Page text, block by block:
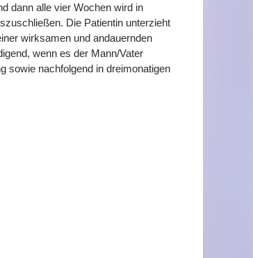
dann alle vier Wochen wird in
Die Patientin unterzieht
wirksamen und andauernden
wenn es der Mann/Vater
sowie nachfolgend in dreimonatigen